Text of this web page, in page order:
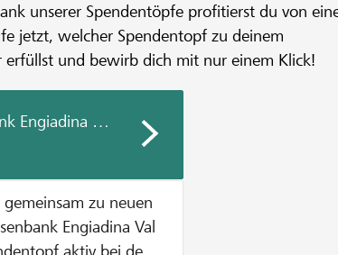
unserer Spendentöpfe profitierst du von
jetzt, welcher Spendentopf zu deinem
und bewirb dich mit nur einem Klick!
Engiadina Val Müstair
zu neuen
aktiv bei der